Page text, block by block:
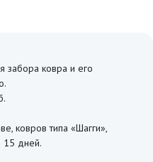
забора ковра и его
ковров типа «Шагги»,
15 дней.